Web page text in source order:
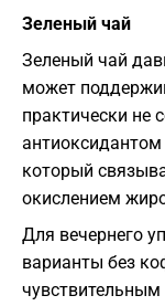
Зеленый чай
Зеленый чай
может
практически не
антиоксидантом
который
окислением
Для вечернего
варианты без